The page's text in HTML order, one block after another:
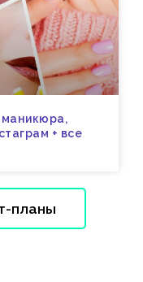
маникюра,
+ все
планы